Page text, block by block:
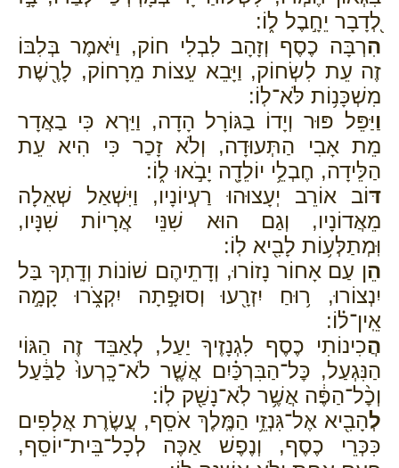
לְ֭דָבָר יֵחָ֣בֶל ל֑וֹ:
הִרְבָּה כֶסֶף וְזָהָב לִבְלִי חוֹק, וַיֹּאמֶר בְּלִבּוֹ
זֶה עֵת לִשְׂחוֹק, וַיָּבֵא עֵצוֹת מֵרָחוֹק, לָרֶ֖שֶׁת
מִשְׁכָּנ֥וֹת לֹּא־לֽוֹ:
וַיַּפֵּל פּוּר וְיָדוֹ בַגּוֹרָל הָדָה, וַיַּרְא כִּי בַאֲדָר
מֵת אָבִי הַתְּעוּדָה, וְלֹא זָכַר כִּי הִיא עֵת
הַלֵּידָה, חֶבְלֵ֥י יוֹלֵדָ֖ה יָבֹ֣אוּ ל֑וֹ:
דּוֹב אוֹרֵב יְעָצוּהוּ רַעְיוֹנָיו, וַיִּשְׁאַל שְׁאֵלָה
מֵאֲדוֹנָיו, וְגַם הוּא שִׁנֵּי אֲרָיוֹת שִׁנָּיו,
וּֽמְתַלְּע֥וֹת לָבִ֖יא לֽוֹ:
הֵן עַם אָחוֹר נָזוֹרוּ, וְדָתֵיהֶם שׁוֹנוֹת וְדָֽתְךָ בַּל
יִנְצוֹרוּ, ר֥וּחַ יִזְרָ֖עוּ וְסוּפָ֣תָה יִקְצֹ֑רוּ קָמָ֣ה
אֵֽין־ל֗וֹ:
הֲכִינוֹתִי כֶסֶף לִגְנָזֶיךָ יַעַל, לְאַבֵּד זֶה הַגּוֹי
הַנִּגְעַל, כׇּל־הַבִּרְכַּ֗יִם אֲשֶׁ֤ר לֹא־כָֽרְעוּ֙ לַבַּ֔עַל
וְכׇ֨ל־הַפֶּ֔ה אֲשֶׁ֥ר לֹֽא־נָשַׁ֖ק לֽוֹ:
לְהָבִ֖יא אֶל־גִּנְזֵ֥י הַמֶּֽלֶךְ אֹסֵף, עֲשֶׂרֶת אֲלָפִים
כִּכְּרֵי כֶסֶף, וְנֶפֶשׁ אַכֶּה לְכָל־בֵּית־יוֹסֵף,